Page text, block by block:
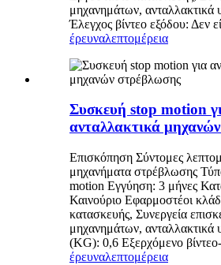
μηχανημάτων,
Έλεγχος βίντεο εξόδου: Δεν
έρευναλεπτομέρεια
Συσκευή stop motion
ανταλλακτικά
Επισκόπηση Σύντομες
μηχανήματα στρέβλωσης
motion Εγγύηση: 3 μήνες
Καινούριο Εφαρμοστέοι
κατασκευής, Συνεργεία
μηχανημάτων,
(KG): 0,6 Εξερχόμενο
έρευναλεπτομέρεια